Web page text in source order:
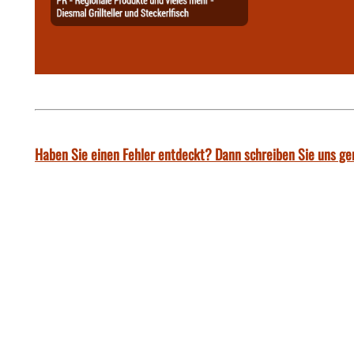
Haben Sie einen Fehler entdeckt? Dann schreiben Sie uns